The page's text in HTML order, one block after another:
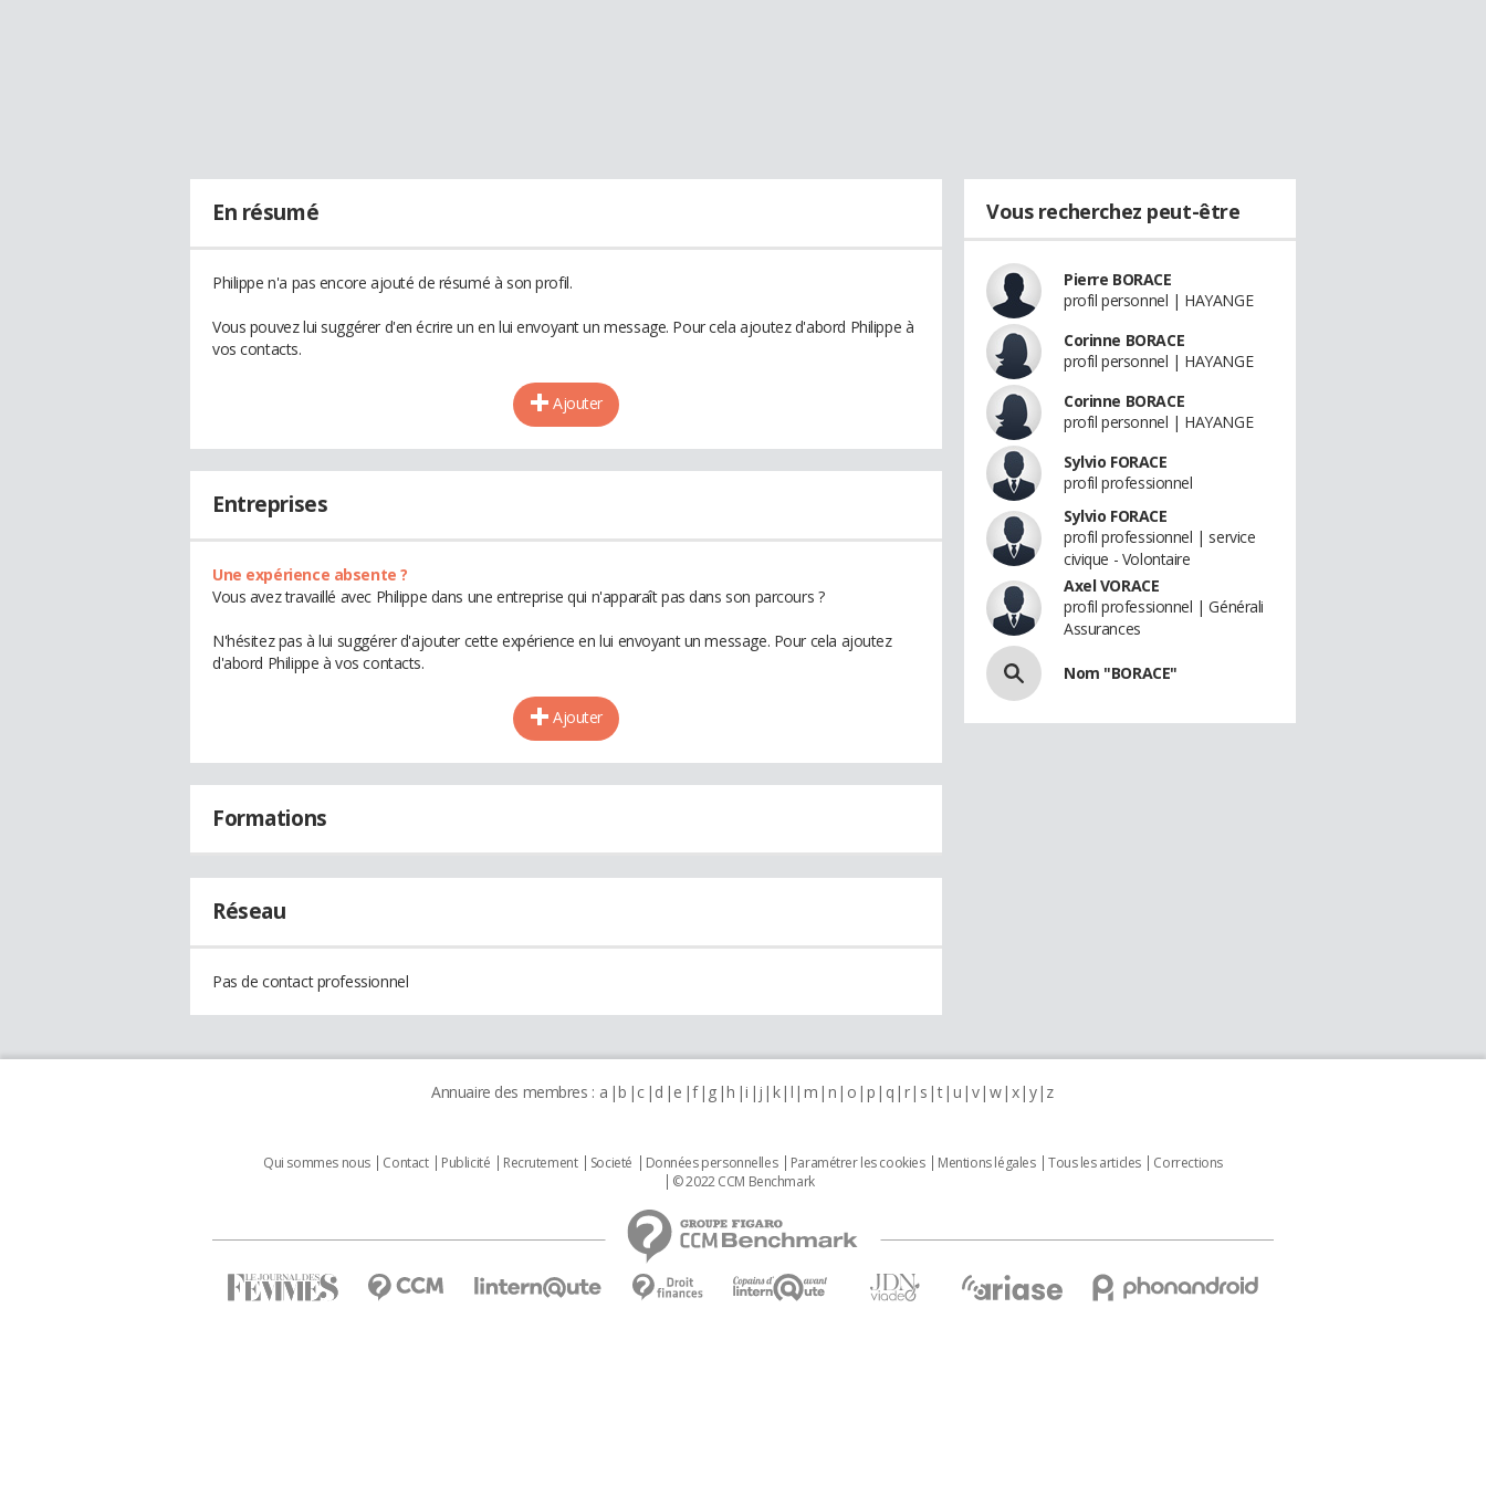
En résumé
Philippe n'a pas encore ajouté de résumé à son profil.
Vous pouvez lui suggérer d'en écrire un en lui envoyant un message. Pour cela ajoutez d'abord Philippe à
vos contacts.
Ajouter
Entreprises
Une expérience absente ?
Vous avez travaillé avec Philippe dans une entreprise qui n'apparaît pas dans son parcours ?
N'hésitez pas à lui suggérer d'ajouter cette expérience en lui envoyant un message. Pour cela ajoutez
d'abord Philippe à vos contacts.
Ajouter
Formations
Réseau
Pas de contact professionnel
Vous recherchez peut-être
Pierre BORACE
profil personnel | HAYANGE
Corinne BORACE
profil personnel | HAYANGE
Corinne BORACE
profil personnel | HAYANGE
Sylvio FORACE
profil professionnel
Sylvio FORACE
profil professionnel | service
civique - Volontaire
Axel VORACE
profil professionnel | Générali
Assurances
Nom "BORACE"
Annuaire des membres : a b c d e f g h i j k l m n o p q r s t u v w x y z
Qui sommes nous Contact Publicité Recrutement Societé Données personnelles Paramétrer les cookies Mentions légales Tous les articles
Corrections
© 2022 CCM Benchmark